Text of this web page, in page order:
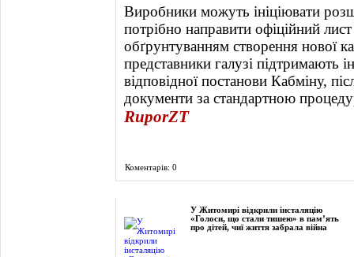
Виробники можуть ініціювати
потрібно направити офіційний
обґрунтуванням створення нової
представники галузі підтримають
відповідної постанови Кабміну,
документи за стандартною
RuporZT
Коментарів: 0
У Житомирі відкрили інсталяцію
«Голоси, що стали тишею» в пам’ять
про дітей, чиї життя забрала війна